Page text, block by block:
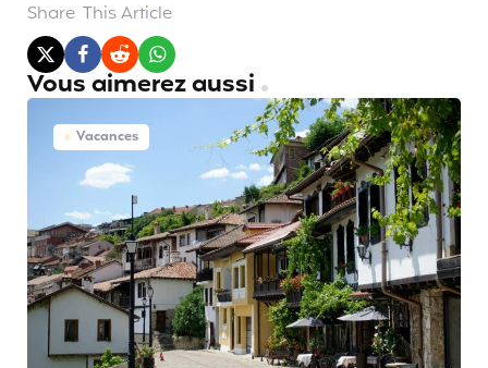
Share This Article
Vous aimerez aussi
Vacances